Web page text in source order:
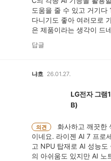
도움을 줄 수 있고 거기
다니기도 좋아 여러모로
은 제품이라는 생각이 드
답글
냐흐 26.01.27.
LG전자 그램
B)
의견
화사하고 깨끗한
이네요. 라이젠 AI 7 프로
고 NPU 탑재로 AI 성능
의 아쉬움도 있지만 AI 노